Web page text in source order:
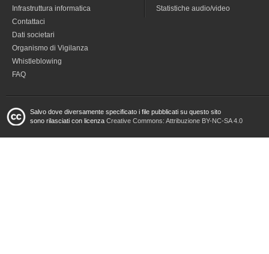
Infrastruttura informatica
Contattaci
Dati societari
Organismo di Vigilanza
Whistleblowing
FAQ
Statistiche audio/video
Salvo dove diversamente specificato i file pubblicati su questo sito
sono rilasciati con licenza Creative Commons: Attribuzione BY-NC-SA 4.0